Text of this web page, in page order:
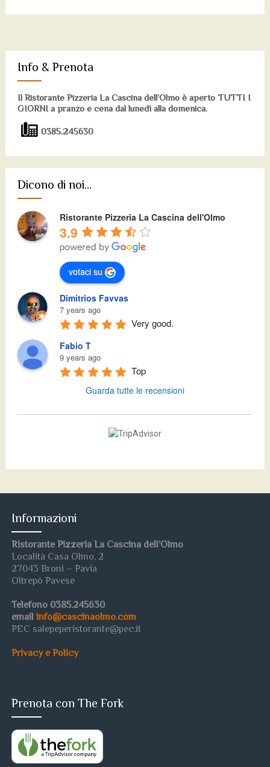
Info & Prenota
Il Ristorante Pizzeria La Cascina dell’Olmo è aperto TUTTI I
GIORNI a pranzo e cena dal lunedì alla domenica.
0385.245630
Dicono di noi…
Ristorante Pizzeria La Cascina dell'Olmo
3.9
votaci su
Dimitrios Favvas
7 years ago
Very good.
Fabio T
9 years ago
Top
Guarda tutte le recensioni
Informazioni
Ristorante Pizzeria La Cascina dell’Olmo
Località Casa Olmo, 2
27043 Broni – Pavia
Oltrepò Pavese
Telefono 0385.245630
email info@cascinaolmo.com
PEC salepeperistorante@pec.it
Privacy e Policy
Prenota con The Fork